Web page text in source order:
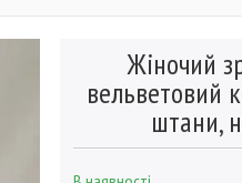
Жіночий
вельветовий
штани,